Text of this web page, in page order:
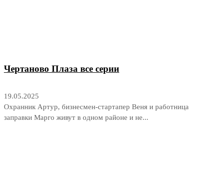
Чертаново Плаза все серии
19.05.2025
Охранник Артур, бизнесмен-стартапер Веня и работница
заправки Марго живут в одном районе и не...